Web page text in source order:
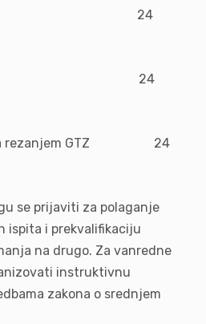
GTZ 24
GTZ 24
rezanjem GTZ 24
se prijaviti za polaganje
ispita i prekvalifikaciju
na drugo. Za vanredne
instruktivnu
zakona o srednjem